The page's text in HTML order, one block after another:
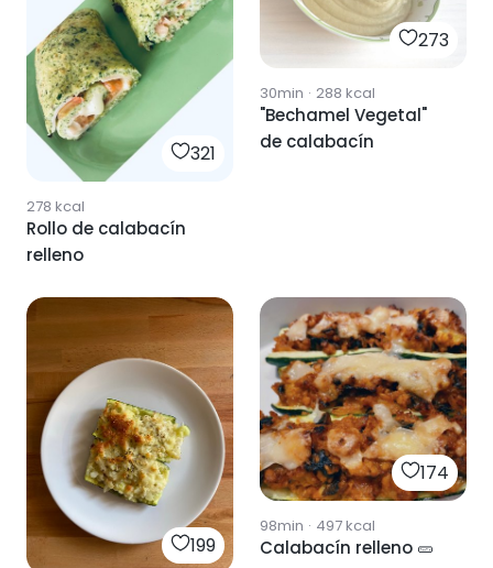
321
278 kcal
Rollo de calabacín
relleno
273
30min · 288 kcal
"Bechamel Vegetal"
de calabacín
199
174
98min · 497kcal
Calabacín relleno 🥒